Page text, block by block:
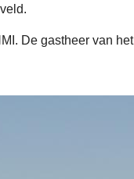
De gastheer van het